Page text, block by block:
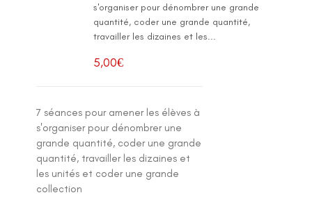
s'organiser pour dénombrer une grande
quantité, coder une grande quantité,
travailler les dizaines et les...
5,00€
7 séances pour amener les élèves à
s'organiser pour dénombrer une
grande quantité, coder une grande
quantité, travailler les dizaines et
les unités et coder une grande
collection